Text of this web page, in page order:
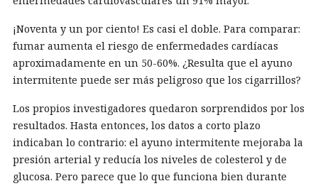
¡Noventa y un por ciento! Es casi el doble. Para comparar:
fumar aumenta el riesgo de enfermedades cardíacas
aproximadamente en un 50-60%. ¿Resulta que el ayuno
intermitente puede ser más peligroso que los cigarrillos?
Los propios investigadores quedaron sorprendidos por los
resultados. Hasta entonces, los datos a corto plazo
indicaban lo contrario: el ayuno intermitente mejoraba la
presión arterial y reducía los niveles de colesterol y de
glucosa. Pero parece que lo que funciona bien durante